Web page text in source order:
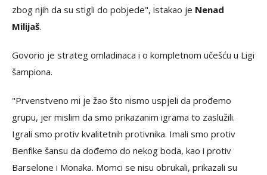
zbog njih da su stigli do pobjede", istakao je Nenad
Milijaš.
Govorio je strateg omladinaca i o kompletnom učešću u Ligi
šampiona.
"Prvenstveno mi je žao što nismo uspjeli da prođemo
grupu, jer mislim da smo prikazanim igrama to zaslužili.
Igrali smo protiv kvalitetnih protivnika. Imali smo protiv
Benfike šansu da dođemo do nekog boda, kao i protiv
Barselone i Monaka. Momci se nisu obrukali, prikazali su